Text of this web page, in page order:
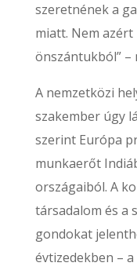
szeretnének a
miatt. Nem
önszántukból” –
A nemzetközi
szakember úgy
szerint Európa
munkaerőt
országaiból. A
társadalom és a
gondokat
évtizedekben –